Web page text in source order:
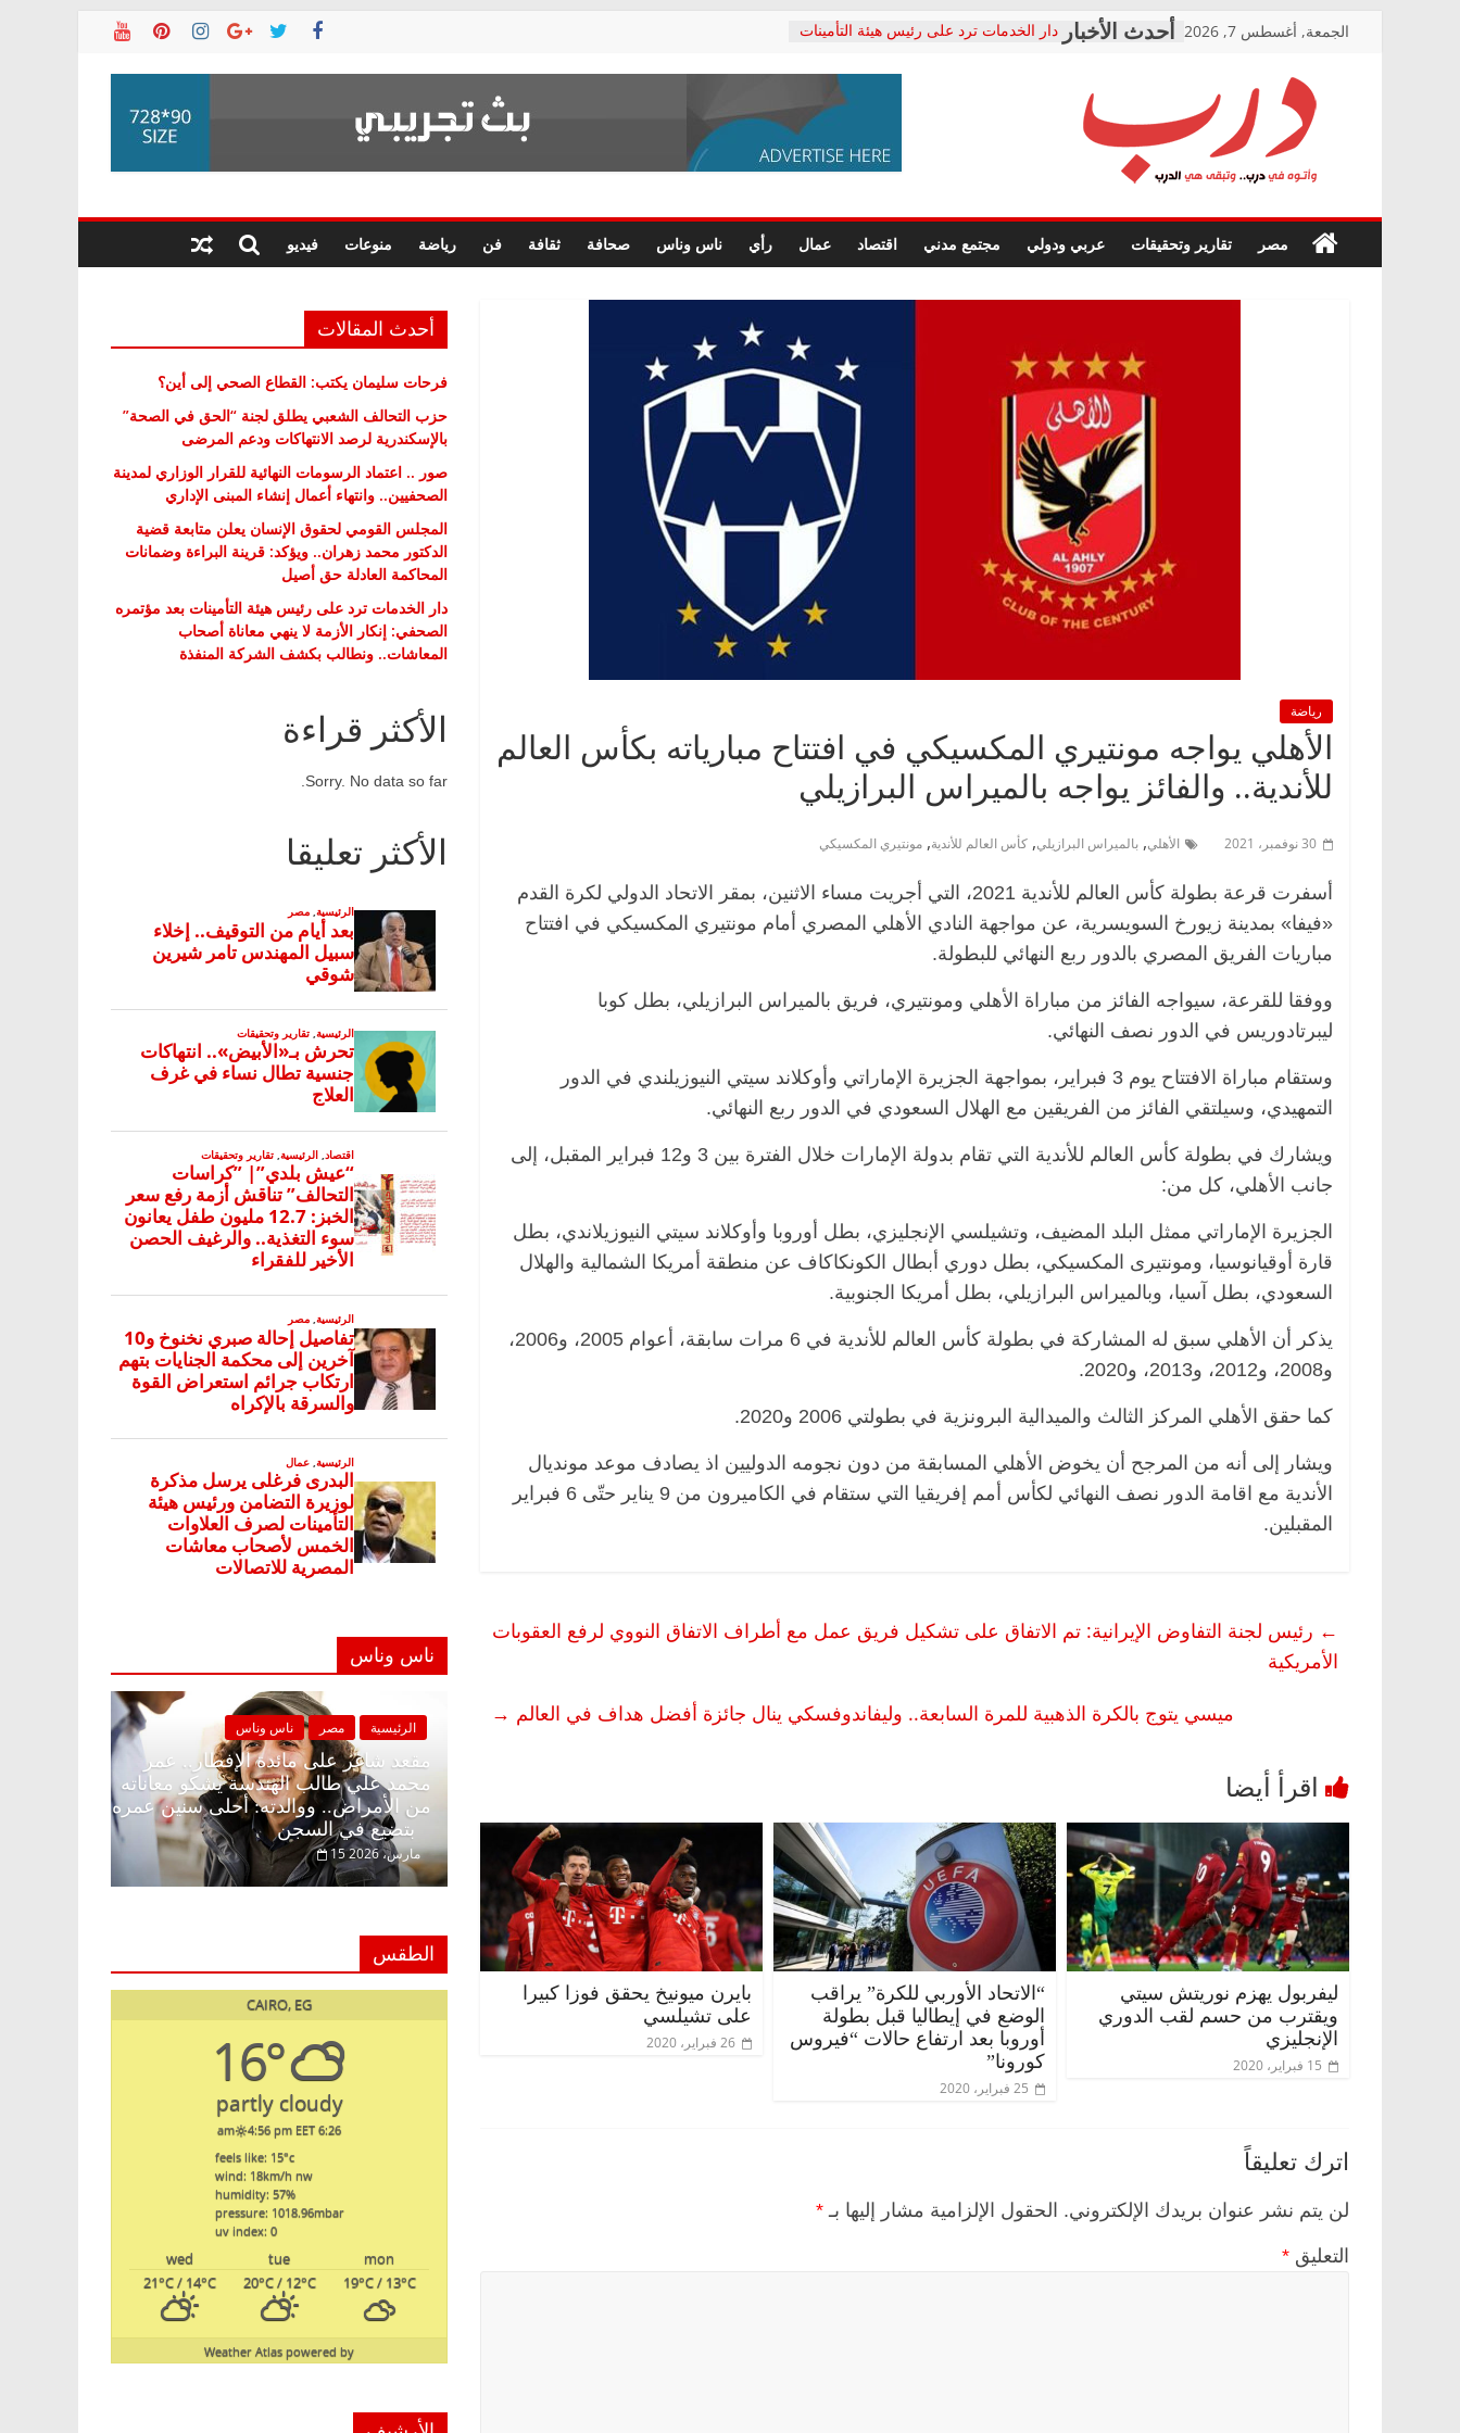
الجمعة, أغسطس 7, 2026
دار الخدمات ترد على رئيس هيئة التأمينات
معاناة أصحاب المعاشات.. ونطالب بكشف
فرحات سليمان يكتب: القطاع الصحي إلى
حزب التحالف الشعبي يطلق لجنة “الحق
صور .. اعتماد الرسومات النهائية للقرار
الوزاري لمدينة الصحفيين.. وانتهاء أعمال
إنشاء المبنى الإداري
حق أصيل
درب
في
درب..
مصر تقارير وتحقيقات عربي ودولي مجتمع مدني اقتصاد عمال رأي ناس وناس صحافة ثقافة فن رياضة منوعات فيديو
رياضة
الأهلي يواجه مونتيري المكسيكي في افتتاح مبارياته بكأس العالم
للأندية.. والفائز يواجه بالميراس البرازيلي
30 نوفمبر، 2021 الأهلي, بالميراس البرازيلي, كأس العالم للأندية, مونتيري المكسيكي
أسفرت قرعة بطولة كأس العالم للأندية 2021، التي أجريت مساء الاثنين، بمقر الاتحاد الدولي لكرة القدم
«فيفا» بمدينة زيورخ السويسرية، عن مواجهة النادي الأهلي المصري أمام مونتيري المكسيكي في افتتاح
مباريات الفريق المصري بالدور ربع النهائي للبطولة.
ووفقا للقرعة، سيواجه الفائز من مباراة الأهلي ومونتيري، فريق بالميراس البرازيلي، بطل كوبا
ليبرتادوريس في الدور نصف النهائي.
وستقام مباراة الافتتاح يوم 3 فبراير، بمواجهة الجزيرة الإماراتي وأوكلاند سيتي النيوزيلندي في الدور
التمهيدي، وسيلتقي الفائز من الفريقين مع الهلال السعودي في الدور ربع النهائي.
ويشارك في بطولة كأس العالم للأندية التي تقام بدولة الإمارات خلال الفترة بين 3 و12 فبراير المقبل، إلى
جانب الأهلي، كل من:
الجزيرة الإماراتي ممثل البلد المضيف، وتشيلسي الإنجليزي، بطل أوروبا وأوكلاند سيتي النيوزيلاندي، بطل
قارة أوقيانوسيا، ومونتيرى المكسيكي، بطل دوري أبطال الكونكاكاف عن منطقة أمريكا الشمالية والهلال
السعودي، بطل آسيا، وبالميراس البرازيلي، بطل أمريكا الجنوبية.
يذكر أن الأهلي سبق له المشاركة في بطولة كأس العالم للأندية في 6 مرات سابقة، أعوام 2005، و2006،
و2008، و2012، و2013، و2020.
كما حقق الأهلي المركز الثالث والميدالية البرونزية في بطولتي 2006 و2020.
ويشار إلى أنه من المرجح أن يخوض الأهلي المسابقة من دون نجومه الدوليين اذ يصادف موعد مونديال
الأندية مع اقامة الدور نصف النهائي لكأس أمم إفريقيا التي ستقام في الكاميرون من 9 يناير حتّى 6 فبراير
المقبلين.
← رئيس لجنة التفاوض الإيرانية: تم الاتفاق على تشكيل فريق عمل مع أطراف الاتفاق النووي لرفع العقوبات
الأمريكية
ميسي يتوج بالكرة الذهبية للمرة السابعة.. وليفاندوفسكي ينال جائزة أفضل هداف في العالم →
ليفربول يهزم نوريتش سيتي
ويقترب من حسم لقب الدوري
الإنجليزي
15 فبراير، 2020
“الاتحاد الأوربي للكرة” يراقب
الوضع في إيطاليا قبل بطولة
أوروبا بعد ارتفاع حالات “فيروس
كورونا”
25 فبراير، 2020
بايرن ميونيخ يحقق فوزا كبيرا
على تشيلسي
26 فبراير، 2020
اترك تعليقاً
لن يتم نشر عنوان بريدك الإلكتروني. الحقول الإلزامية مشار إليها بـ *
التعليق *
أحدث المقالات
فرحات سليمان يكتب: القطاع الصحي إلى أين؟
حزب التحالف الشعبي يطلق لجنة “الحق في الصحة”
بالإسكندرية لرصد الانتهاكات ودعم المرضى
صور .. اعتماد الرسومات النهائية للقرار الوزاري لمدينة
الصحفيين.. وانتهاء أعمال إنشاء المبنى الإداري
المجلس القومي لحقوق الإنسان يعلن متابعة قضية
الدكتور محمد زهران.. ويؤكد: قرينة البراءة وضمانات
المحاكمة العادلة حق أصيل
دار الخدمات ترد على رئيس هيئة التأمينات بعد مؤتمره
الصحفي: إنكار الأزمة لا ينهي معاناة أصحاب
المعاشات.. ونطالب بكشف الشركة المنفذة
الأكثر قراءة
Sorry. No data so far.
الأكثر تعليقا
ناس وناس
الرئيسية مصر
مقعد شاغر على مائدة
محمد علي طالب الهندسة يشكو
من الأمراض.. ووالدته: أحلى
بتضيع في السجن
15 مارس، 2026
الرئيسية ناس وناس
مقعد شاغر على الإفطار وبلكونة بلا زينة
رمضان.. د. عبدالخالق فاروق خبير
اقتصادي في انتظار حلم الحرية ولمة
الحبايب
22 فبراير، 2026
الرئيسية مصر ناس وناس
(بروفايل)
في ذكرى رحيله.. د. نور فرحات فقيه
للحرية (بروفايل)
26 يناير، 2026
خبير اقتصادي
الطقس
CAIRO, EG
16°
partly cloudy
6:26 am
4:56 pm EET
feels like: 15°c
wind: 18km/h nw
humidity: 57%
pressure: 1018.96mbar
uv index: 0
mon
tue
wed
19°C/ 13°C
20°C/ 12°C
21°C/ 14°C
powered by
Weather Atlas